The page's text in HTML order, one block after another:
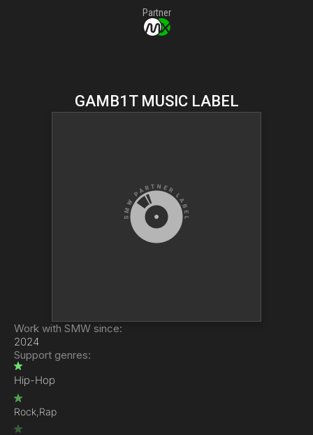
Partner
GAMB1T MUSIC LABEL
Work with SMW since:
2024
Support genres:
Hip-Hop
Rock,Rap